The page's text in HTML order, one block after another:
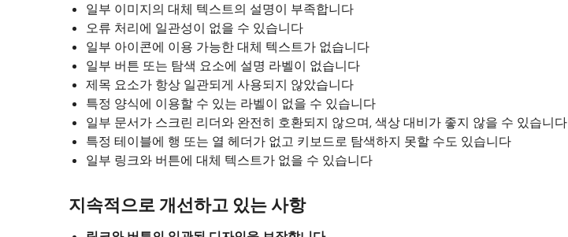
일부 이미지의 대체 텍스트의 설명이 부족합니다
오류 처리에 일관성이 없을 수 있습니다
일부 아이콘에 이용 가능한 대체 텍스트가 없습니다
일부 버튼 또는 탐색 요소에 설명 라벨이 없습니다
제목 요소가 항상 일관되게 사용되지 않았습니다
특정 양식에 이용할 수 있는 라벨이 없을 수 있습니다
일부 문서가 스크린 리더와 완전히 호환되지 않으며, 색상 대비가 좋지 않을 수 있습니다
특정 테이블에 행 또는 열 헤더가 없고 키보드로 탐색하지 못할 수도 있습니다
일부 링크와 버튼에 대체 텍스트가 없을 수 있습니다
지속적으로 개선하고 있는 사항